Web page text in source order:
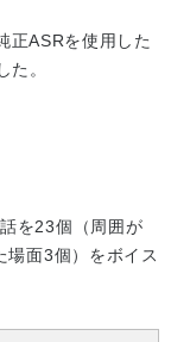
正ASRを使用した
た。
を23個（周囲が
場面3個）をボイス